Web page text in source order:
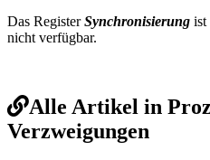
Das RegisterSynchronisierung ist
nicht verfügbar.
Alle Artikel in
Verzweigungen